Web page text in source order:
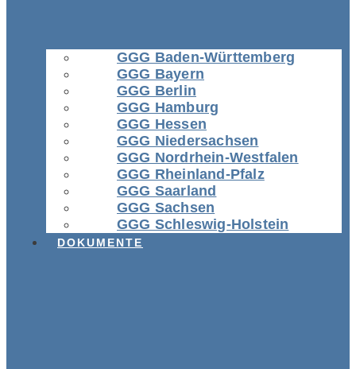
GGG Baden-Württemberg
GGG Bayern
GGG Berlin
GGG Hamburg
GGG Hessen
GGG Niedersachsen
GGG Nordrhein-Westfalen
GGG Rheinland-Pfalz
GGG Saarland
GGG Sachsen
GGG Schleswig-Holstein
DOKUMENTE